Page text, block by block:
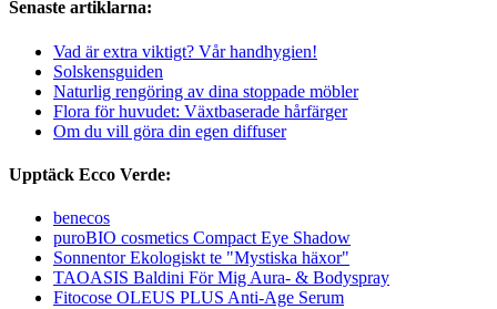
Senaste artiklarna:
Vad är extra viktigt? Vår handhygien!
Solskensguiden
Naturlig rengöring av dina stoppade möbler
Flora för huvudet: Växtbaserade hårfärger
Om du vill göra din egen diffuser
Upptäck Ecco Verde:
benecos
puroBIO cosmetics Compact Eye Shadow
Sonnentor Ekologiskt te "Mystiska häxor"
TAOASIS Baldini För Mig Aura- & Bodyspray
Fitocose OLEUS PLUS Anti-Age Serum